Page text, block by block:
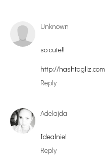
Unknown
so cute!!
http://hashtagliz.com
Reply
Adelajda
Idealnie!
Reply